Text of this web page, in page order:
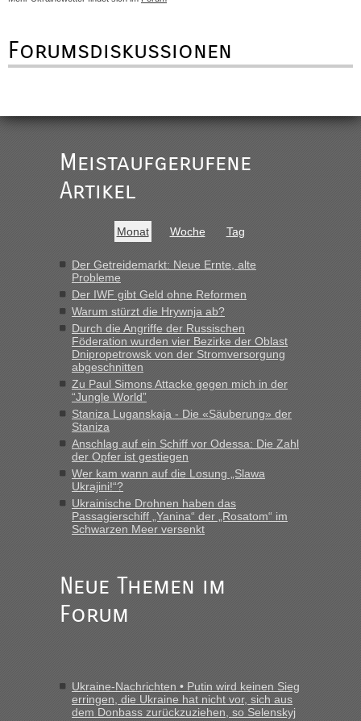
Forumsdiskussionen
Meistaufgerufene
Artikel
Monat Woche Tag
Der Getreidemarkt: Neue Ernte, alte
Probleme
Der IWF gibt Geld ohne Reformen
Warum stürzt die Hrywnja ab?
Durch die Angriffe der Russischen
Föderation wurden vier Bezirke der Oblast
Dnipropetrowsk von der Stromversorgung
abgeschnitten
Zu Paul Simons Attacke gegen mich in der
“Jungle World”
Staniza Luganskaja - Die «Säuberung» der
Staniza
Anschlag auf ein Schiff vor Odessa: Die Zahl
der Opfer ist gestiegen
Wer kam wann auf die Losung „Slawa
Ukrajini!“?
Ukrainische Drohnen haben das
Passagierschiff „Yanina“ der „Rosatom“ im
Schwarzen Meer versenkt
Neue Themen im
Forum
Ukraine-Nachrichten • Putin wird keinen Sieg
erringen, die Ukraine hat nicht vor, sich aus
dem Donbass zurückzuziehen, so Selenskyj